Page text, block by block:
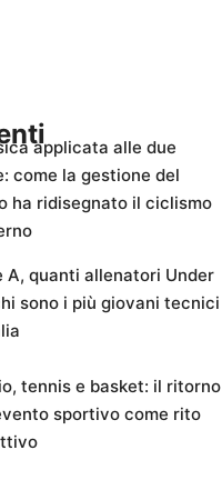
applicata alle due
come la gestione del
ha ridisegnato il ciclismo
A, quanti allenatori Under
sono i più giovani tecnici
tennis e basket: il ritorno
sportivo come rito